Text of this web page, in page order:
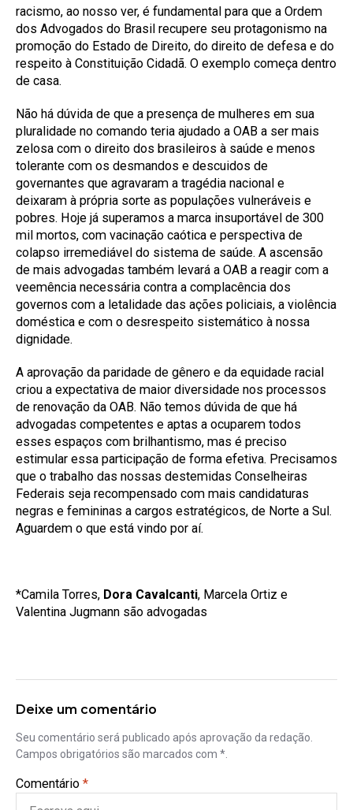
racismo, ao nosso ver, é fundamental para que a Ordem
dos Advogados do Brasil recupere seu protagonismo na
promoção do Estado de Direito, do direito de defesa e do
respeito à Constituição Cidadã. O exemplo começa dentro
de casa.
Não há dúvida de que a presença de mulheres em sua
pluralidade no comando teria ajudado a OAB a ser mais
zelosa com o direito dos brasileiros à saúde e menos
tolerante com os desmandos e descuidos de
governantes que agravaram a tragédia nacional e
deixaram à própria sorte as populações vulneráveis e
pobres. Hoje já superamos a marca insuportável de 300
mil mortos, com vacinação caótica e perspectiva de
colapso irremediável do sistema de saúde. A ascensão
de mais advogadas também levará a OAB a reagir com a
veemência necessária contra a complacência dos
governos com a letalidade das ações policiais, a violência
doméstica e com o desrespeito sistemático à nossa
dignidade.
A aprovação da paridade de gênero e da equidade racial
criou a expectativa de maior diversidade nos processos
de renovação da OAB. Não temos dúvida de que há
advogadas competentes e aptas a ocuparem todos
esses espaços com brilhantismo, mas é preciso
estimular essa participação de forma efetiva. Precisamos
que o trabalho das nossas destemidas Conselheiras
Federais seja recompensado com mais candidaturas
negras e femininas a cargos estratégicos, de Norte a Sul.
Aguardem o que está vindo por aí.
*Camila Torres, Dora Cavalcanti, Marcela Ortiz e
Valentina Jugmann são advogadas
Deixe um comentário
Seu comentário será publicado após aprovação da redação.
Campos obrigatórios são marcados com *.
Comentário *